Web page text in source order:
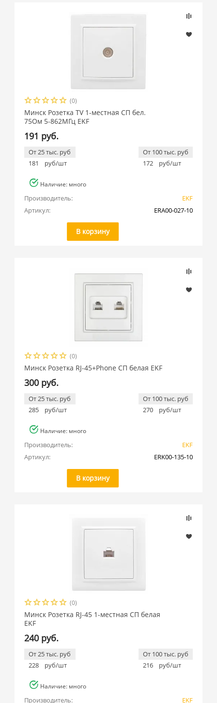
(0)
Минск Розетка TV 1-местная СП бел.
75Ом 5-862МГц EKF
191 руб.
От 25 тыс. руб
181
руб/шт
От 100 тыс. руб
172
руб/шт
Наличие: много
Производитель:
EKF
Артикул:
ERA00-027-10
В корзину
(0)
Минск Розетка RJ-45+Phone СП белая EKF
300 руб.
От 25 тыс. руб
285
руб/шт
От 100 тыс. руб
270
руб/шт
Наличие: много
Производитель:
EKF
Артикул:
ERK00-135-10
В корзину
(0)
Минск Розетка RJ-45 1-местная СП белая
EKF
240 руб.
От 25 тыс. руб
228
руб/шт
От 100 тыс. руб
216
руб/шт
Наличие: много
Производитель: EKF